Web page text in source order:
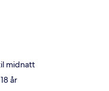
midnatt
år